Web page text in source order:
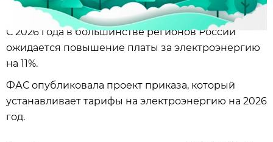
С 2026 года в большинстве регионов России
ожидается повышение платы за электроэнергию
на 11%.
ФАС опубликовала проект приказа, который
устанавливает тарифы на электроэнергию на 2026
год.